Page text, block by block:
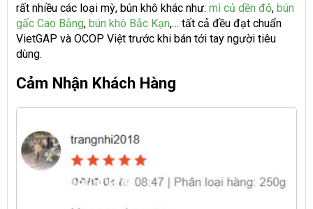
rất nhiều các loại mỳ, bún khô khác như: mì củ dền đỏ, bún
gấc Cao Bằng, bún khô Bắc Kạn,… tất cả đều đạt chuẩn
VietGAP và OCOP Việt trước khi bán tới tay người tiêu
dùng.
Cảm Nhận Khách Hàng